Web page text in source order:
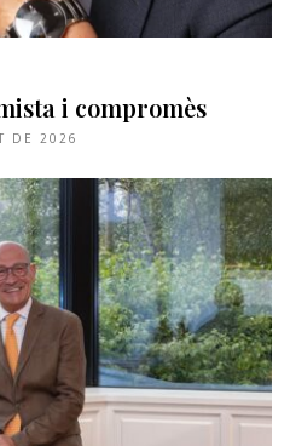
i compromès
DE 2026